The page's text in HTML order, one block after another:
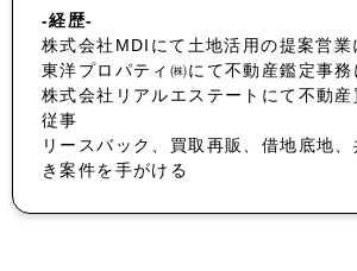
-経歴-
株式会社MDIにて土地活用の提案営業
東洋プロパティ㈱にて不動産鑑定事務
株式会社リアルエステートにて不動産
従事
リースバック、買取再販、借地底地
き案件を手がける